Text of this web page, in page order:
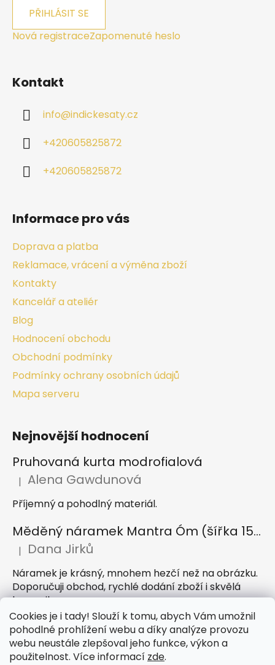
Cookies je i tady! Slouží k tomu, abych Vám umožnil
pohodlné prohlížení webu a díky analýze provozu
webu neustále zlepšoval jeho funkce, výkon a
použitelnost. Více informací zde.
PŘIHLÁSIT SE
Nová registraceZapomenuté heslo
Kontakt
info@indickesaty.cz
+420605825872
+420605825872
Informace pro vás
Doprava a platba
Reklamace, vrácení a výměna zboží
Kontakty
Kancelář a ateliér
Blog
Hodnocení obchodu
Obchodní podmínky
Podmínky ochrany osobních údajů
Mapa serveru
Nejnovější hodnocení
Pruhovaná kurta modrofialová
Hodnocení produktu je 5 z 5 hvězdiček.
| Alena Gawdunová
Příjemný a pohodlný materiál.
Měděný náramek Mantra Óm (šířka 15 mm)
Hodnocení produktu je 5 z 5 hvězdiček.
| Dana Jirků
Náramek je krásný, mnohem hezčí než na obrázku.
Doporučuji obchod, rychlé dodání zboží i skvělá
komunikace
Hodnocení produktu je 5 z 5 hvězdiček.
| Petra Hejátková